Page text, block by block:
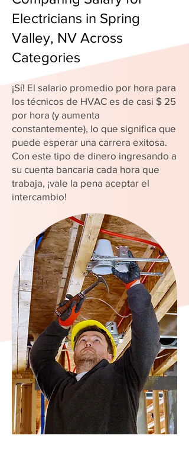
Electricians in Spring
Valley, NV Across
Categories
¡Sí! El salario promedio por hora para
los técnicos de HVAC es de casi $ 25
por hora (y aumenta
constantemente), lo que significa que
puede esperar una carrera exitosa.
Con este tipo de dinero ingresando a
su cuenta bancaria cada hora que
trabaja, ¡vale la pena aceptar el
intercambio!